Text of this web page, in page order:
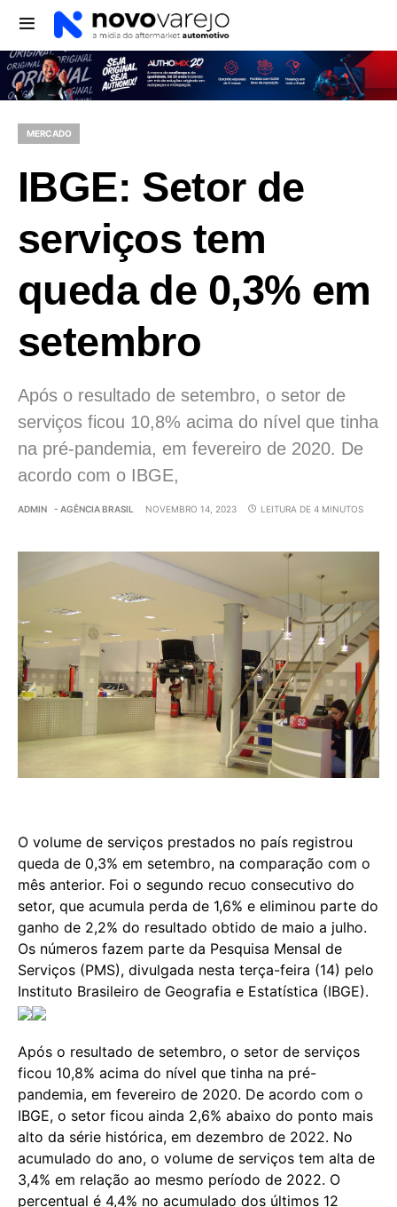
MERCADO
IBGE: Setor de
serviços tem
queda de 0,3% em
setembro
Após o resultado de setembro, o setor de
serviços ficou 10,8% acima do nível que tinha
na pré-pandemia, em fevereiro de 2020. De
acordo com o IBGE,
ADMIN - AGÊNCIA BRASIL NOVEMBRO 14, 2023 LEITURA DE 4 MINUTOS
O volume de serviços prestados no país registrou
queda de 0,3% em setembro, na comparação com o
mês anterior. Foi o segundo recuo consecutivo do
setor, que acumula perda de 1,6% e eliminou parte do
ganho de 2,2% do resultado obtido de maio a julho.
Os números fazem parte da Pesquisa Mensal de
Serviços (PMS), divulgada nesta terça-feira (14) pelo
Instituto Brasileiro de Geografia e Estatística (IBGE).
Após o resultado de setembro, o setor de serviços
ficou 10,8% acima do nível que tinha na pré-
pandemia, em fevereiro de 2020. De acordo com o
IBGE, o setor ficou ainda 2,6% abaixo do ponto mais
alto da série histórica, em dezembro de 2022. No
acumulado do ano, o volume de serviços tem alta de
3,4% em relação ao mesmo período de 2022. O
percentual é 4,4% no acumulado dos últimos 12